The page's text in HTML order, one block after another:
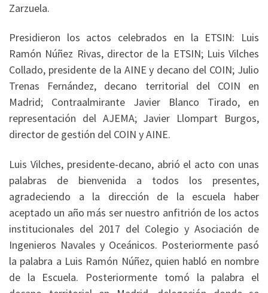
Zarzuela.
Presidieron los actos celebrados en la ETSIN: Luis
Ramón Núñez Rivas, director de la ETSIN; Luis Vilches
Collado, presidente de la AINE y decano del COIN; Julio
Trenas Fernández, decano territorial del COIN en
Madrid; Contraalmirante Javier Blanco Tirado, en
representación del AJEMA; Javier Llompart Burgos,
director de gestión del COIN y AINE.
Luis Vilches, presidente-decano, abrió el acto con unas
palabras de bienvenida a todos los presentes,
agradeciendo a la dirección de la escuela haber
aceptado un año más ser nuestro anfitrión de los actos
institucionales del 2017 del Colegio y Asociación de
Ingenieros Navales y Oceánicos. Posteriormente pasó
la palabra a Luis Ramón Núñez, quien habló en nombre
de la Escuela. Posteriormente tomó la palabra el